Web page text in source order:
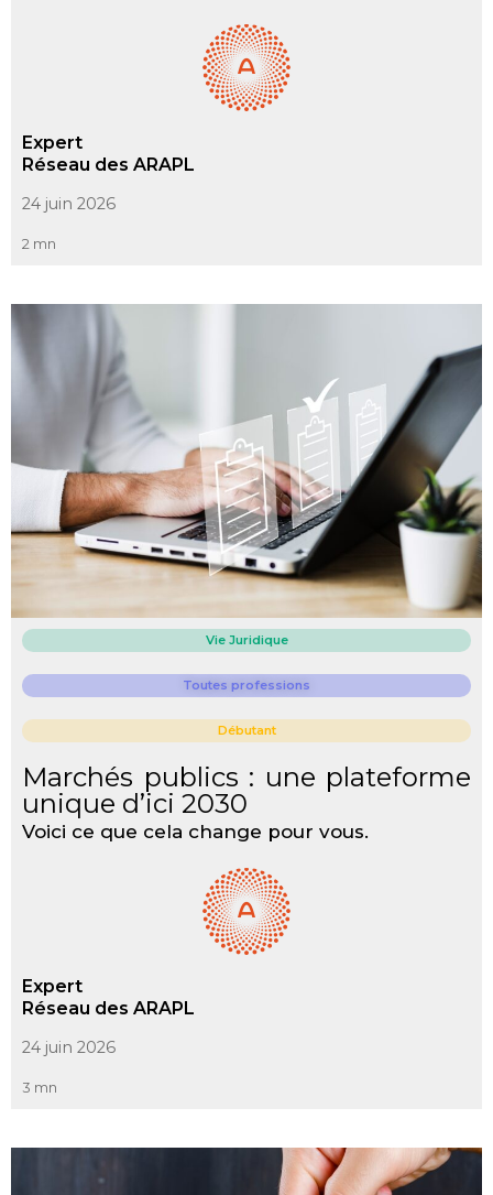
Expert
Réseau des ARAPL
24 juin 2026
2 mn
Vie Juridique
Toutes professions
Débutant
Marchés publics : une plateforme
unique d’ici 2030
Voici ce que cela change pour vous.
Expert
Réseau des ARAPL
24 juin 2026
3 mn